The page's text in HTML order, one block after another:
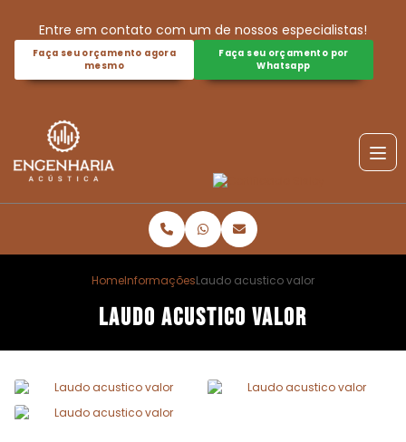
Entre em contato com um de nossos especialistas!
Faça seu orçamento agora
mesmo
Faça seu orçamento por
Whatsapp
HomeInformaçõesLaudo acustico valor
Laudo acustico valor